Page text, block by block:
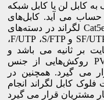
کابل لن یا کابل شبکه
حساب می آید. کابل‌های
لگراند در دسته‌های Cat5e، Cat6، Cat6aو Cat7 و در انواعU/UTP
،F/UTP ،S/FTP و SF/UTP تولید می شوند. سرعت انتقال داده ها
کابل ها بین 0 تا10 گیگابایت بر ثانیه می باشد و
روکش‌‍‌هایی از جنس PVC، LSZH یا PE دارند که بر اساس
می گیرد. همچنین در
کابل لگراند انجام